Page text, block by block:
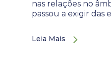
nas relações no
passou a exigir das
Leia Mais